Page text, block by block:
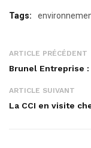
Tags:
ARTICLE PRÉCÉDENT
Brunel Entreprise
ARTICLE SUIVANT
La CCI en visite